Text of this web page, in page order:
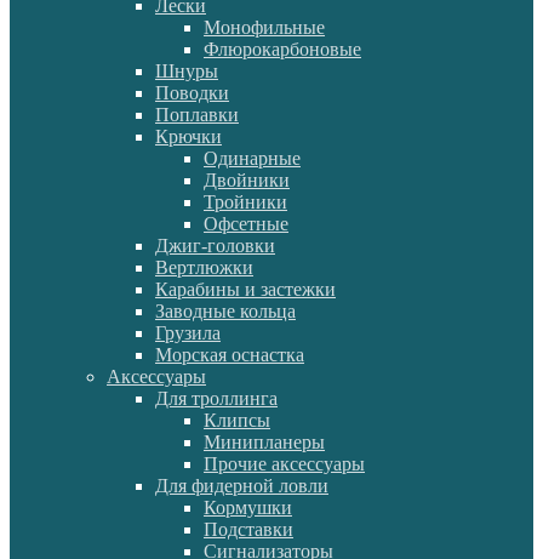
Лески
Монофильные
Флюрокарбоновые
Шнуры
Поводки
Поплавки
Крючки
Одинарные
Двойники
Тройники
Офсетные
Джиг-головки
Вертлюжки
Карабины и застежки
Заводные кольца
Грузила
Морская оснастка
Аксессуары
Для троллинга
Клипсы
Минипланеры
Прочие аксессуары
Для фидерной ловли
Кормушки
Подставки
Сигнализаторы